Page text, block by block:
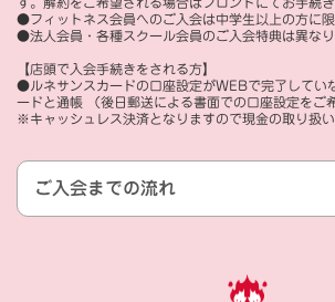
●フィットネス会員へのご入会は中学生以上の方に限
●法人会員・各種スクール会員のご入会特典は異なり
【店頭で入会手続きをされる方】
●ルネサンスカードの口座設定がWEBで完了してい
ードと通帳 （後日郵送による書面での口座設定をご
※キャッシュレス決済となりますので現金の取り扱い
ご入会までの流れ